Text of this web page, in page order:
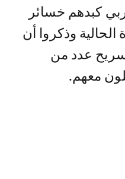
كبدهم خسائر
وذكروا أن
عدد من
معهم.